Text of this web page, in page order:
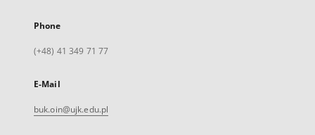
Phone
(+48) 41 349 71 77
E-Mail
buk.oin@ujk.edu.pl